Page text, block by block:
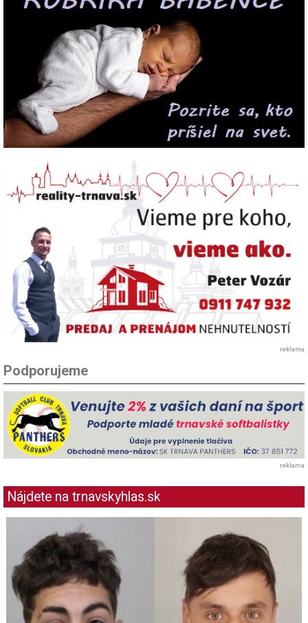
reklama
Podporujeme
reklama
Nájdete na trnavskyhlas.sk